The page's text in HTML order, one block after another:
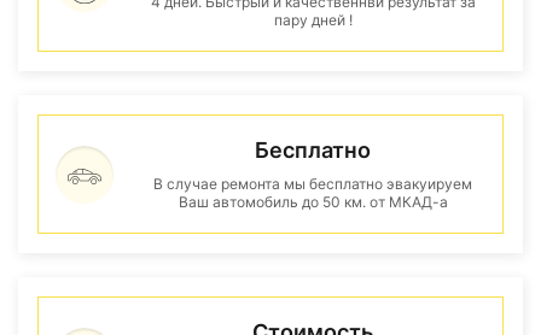
пару дней !
Бесплатно
В случае ремонта мы бесплатно эвакуируем
Ваш автомобиль до 50 км. от МКАД-а